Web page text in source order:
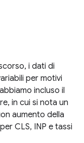
i dati di
per motivi
incluso il
in cui si nota un
aumento della
CLS, INP e tassi